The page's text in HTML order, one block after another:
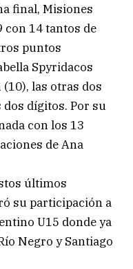
final, Misiones
con 14 tantos de
puntos
Spyridacos
las otras dos
dígitos. Por su
con los 13
de Ana
últimos
su participación a
U15 donde ya
Negro y Santiago